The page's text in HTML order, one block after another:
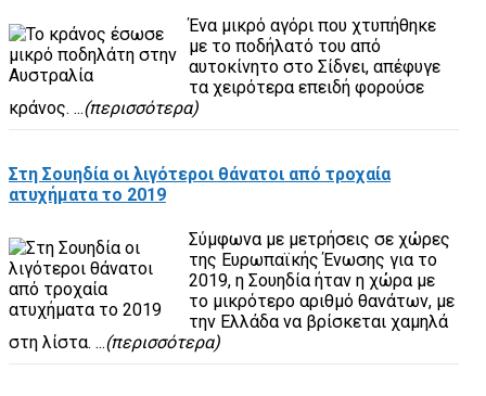
Ένα μικρό αγόρι που χτυπήθηκε
με το ποδήλατό του από
αυτοκίνητο στο Σίδνει, απέφυγε
τα χειρότερα επειδή φορούσε
κράνος. ...(περισσότερα)
Στη Σουηδία οι λιγότεροι θάνατοι από τροχαία
ατυχήματα το 2019
Σύμφωνα με μετρήσεις σε χώρες
της Ευρωπαϊκής Ένωσης για το
2019, η Σουηδία ήταν η χώρα με
το μικρότερο αριθμό θανάτων, με
την Ελλάδα να βρίσκεται χαμηλά
στη λίστα. ...(περισσότερα)